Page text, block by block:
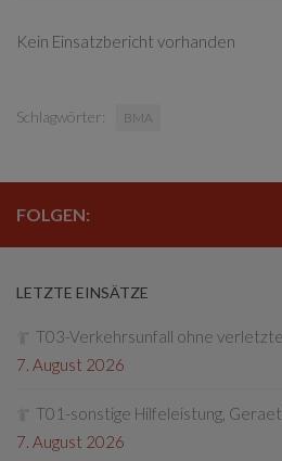
Kein Einsatzbericht vorhanden
Schlagwörter: BMA
FOLGEN:
LETZTE EINSÄTZE
T03-Verkehrsunfall ohne
7. August 2026
T01-sonstige Hilfeleistung,
7. August 2026